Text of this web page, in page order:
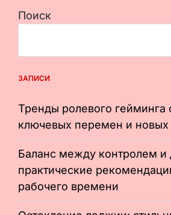
Поиск
ЗАПИСИ
Тренды ролевого гейминга
ключевых перемен и новых
Баланс между контролем и
практические
рабочего времени